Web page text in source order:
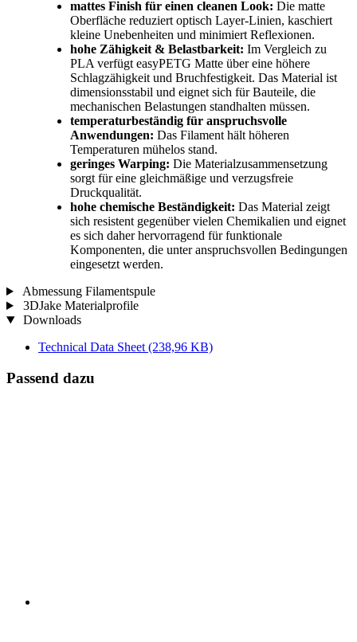
mattes Finish für einen cleanen Look: Die matte
Oberfläche reduziert optisch Layer-Linien, kaschiert
kleine Unebenheiten und minimiert Reflexionen.
hohe Zähigkeit & Belastbarkeit: Im Vergleich zu
PLA verfügt easyPETG Matte über eine höhere
Schlagzähigkeit und Bruchfestigkeit. Das Material ist
dimensionsstabil und eignet sich für Bauteile, die
mechanischen Belastungen standhalten müssen.
temperaturbeständig für anspruchsvolle
Anwendungen: Das Filament hält höheren
Temperaturen mühelos stand.
geringes Warping: Die Materialzusammensetzung
sorgt für eine gleichmäßige und verzugsfreie
Druckqualität.
hohe chemische Beständigkeit: Das Material zeigt
sich resistent gegenüber vielen Chemikalien und eignet
es sich daher hervorragend für funktionale
Komponenten, die unter anspruchsvollen Bedingungen
eingesetzt werden.
Abmessung Filamentspule
3DJake Materialprofile
Downloads
Technical Data Sheet (238,96 KB)
Passend dazu